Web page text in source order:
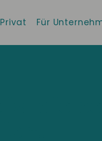
Privat Für